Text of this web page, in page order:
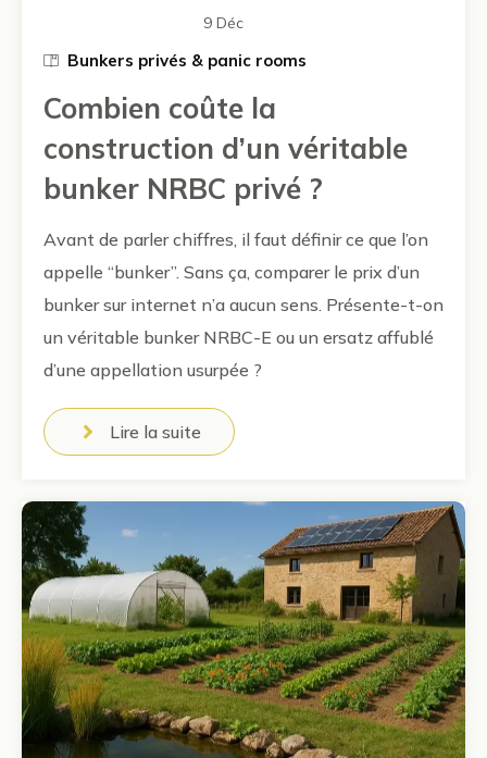
9 Déc
Bunkers privés & panic rooms
Combien coûte la
construction d’un véritable
bunker NRBC privé ?
Avant de parler chiffres, il faut définir ce que l’on
appelle “bunker”. Sans ça, comparer le prix d’un
bunker sur internet n’a aucun sens. Présente-t-on
un véritable bunker NRBC-E ou un ersatz affublé
d’une appellation usurpée ?
Lire la suite